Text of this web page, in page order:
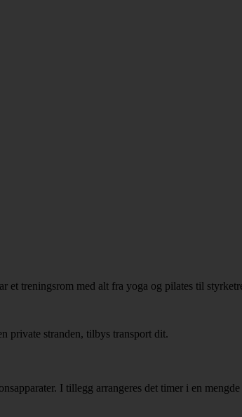
et treningsrom med alt fra yoga og pilates til
private stranden, tilbys transport dit.
I tillegg arrangeres det timer i en